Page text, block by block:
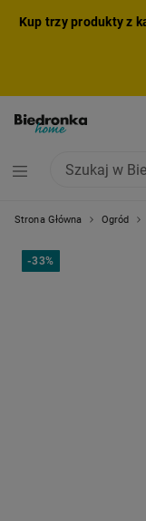
Kup trzy produkty z
Strona Główna Ogród
-33%